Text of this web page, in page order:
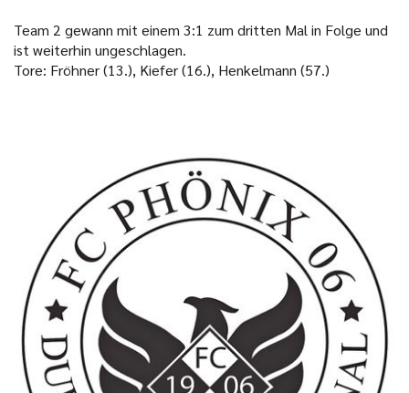
Team 2 gewann mit einem 3:1 zum dritten Mal in Folge und
ist weiterhin ungeschlagen.
Tore: Fröhner (13.), Kiefer (16.), Henkelmann (57.)